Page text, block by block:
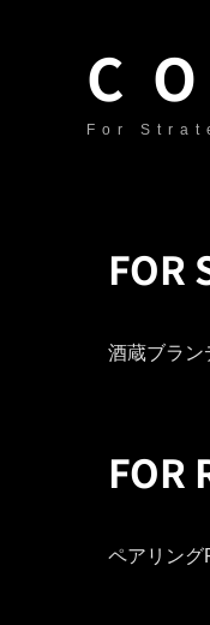
For
FOR
酒蔵ブラン
FOR
ペアリング